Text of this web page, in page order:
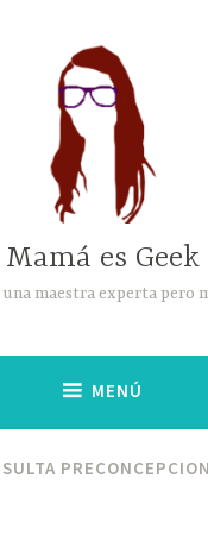
Mamá es Geek
maestra experta pero
MENÚ